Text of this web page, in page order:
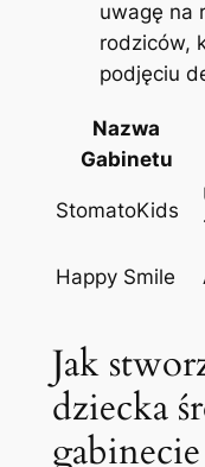
uwagę na
rodziców,
podjęciu
Nazwa
Gabinetu
StomatoKids
Happy Smile
Jak
dziecka
gabinecie